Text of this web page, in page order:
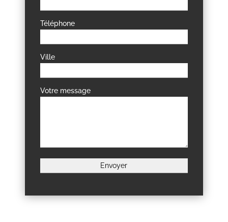
Téléphone
Ville
Votre message